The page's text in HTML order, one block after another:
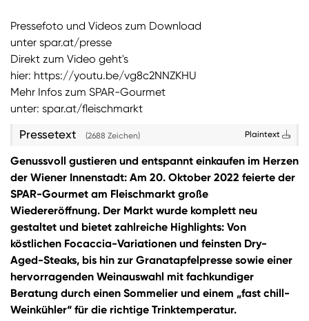
Pressefoto und Videos zum Download
unter spar.at/presse
Direkt zum Video geht's
hier: https://youtu.be/vg8c2NNZKHU
Mehr Infos zum SPAR-Gourmet
unter: spar.at/fleischmarkt
Pressetext (2688 Zeichen) Plaintext
Genussvoll gustieren und entspannt einkaufen im Herzen
der Wiener Innenstadt: Am 20. Oktober 2022 feierte der
SPAR-Gourmet am Fleischmarkt große
Wiedereröffnung. Der Markt wurde komplett neu
gestaltet und bietet zahlreiche Highlights: Von
köstlichen Focaccia-Variationen und feinsten Dry-
Aged-Steaks, bis hin zur Granatapfelpresse sowie einer
hervorragenden Weinauswahl mit fachkundiger
Beratung durch einen Sommelier und einem „fast chill-
Weinkühler“ für die richtige Trinktemperatur.